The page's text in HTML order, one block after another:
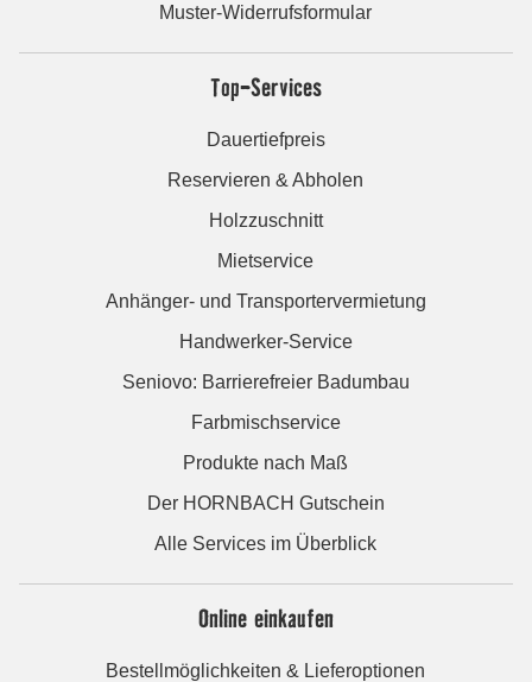
Muster-Widerrufsformular
Top-Services
Dauertiefpreis
Reservieren & Abholen
Holzzuschnitt
Mietservice
Anhänger- und Transportervermietung
Handwerker-Service
Seniovo: Barrierefreier Badumbau
Farbmischservice
Produkte nach Maß
Der HORNBACH Gutschein
Alle Services im Überblick
Online einkaufen
Bestellmöglichkeiten & Lieferoptionen